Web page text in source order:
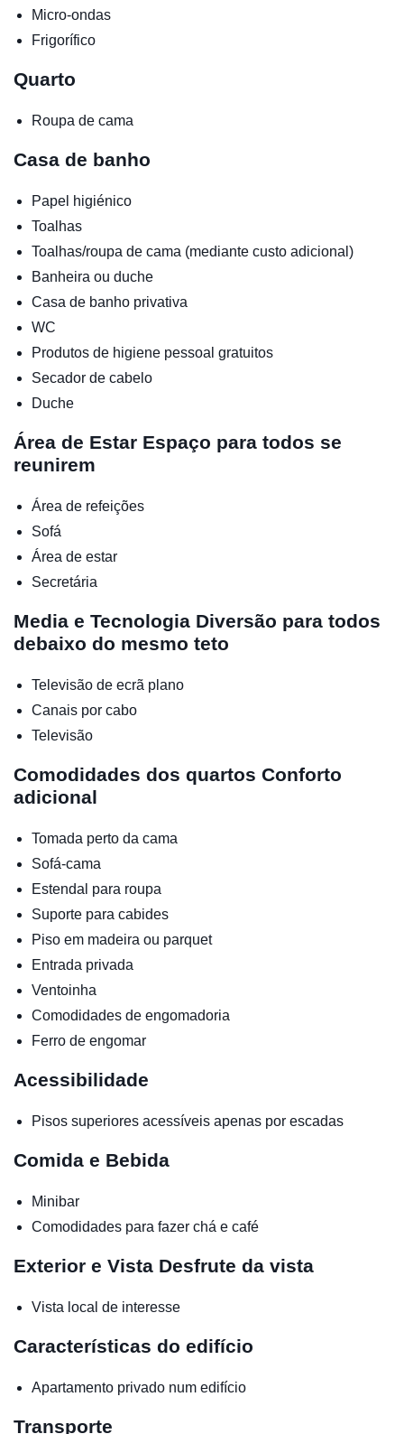
Micro-ondas
Frigorífico
Quarto
Roupa de cama
Casa de banho
Papel higiénico
Toalhas
Toalhas/roupa de cama (mediante custo adicional)
Banheira ou duche
Casa de banho privativa
WC
Produtos de higiene pessoal gratuitos
Secador de cabelo
Duche
Área de Estar Espaço para todos se
reunirem
Área de refeições
Sofá
Área de estar
Secretária
Media e Tecnologia Diversão para todos
debaixo do mesmo teto
Televisão de ecrã plano
Canais por cabo
Televisão
Comodidades dos quartos Conforto
adicional
Tomada perto da cama
Sofá-cama
Estendal para roupa
Suporte para cabides
Piso em madeira ou parquet
Entrada privada
Ventoinha
Comodidades de engomadoria
Ferro de engomar
Acessibilidade
Pisos superiores acessíveis apenas por escadas
Comida e Bebida
Minibar
Comodidades para fazer chá e café
Exterior e Vista Desfrute da vista
Vista local de interesse
Características do edifício
Apartamento privado num edifício
Transporte